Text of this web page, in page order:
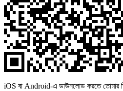
iOS বা Android-এ ডাউনলোড করতে তোমার